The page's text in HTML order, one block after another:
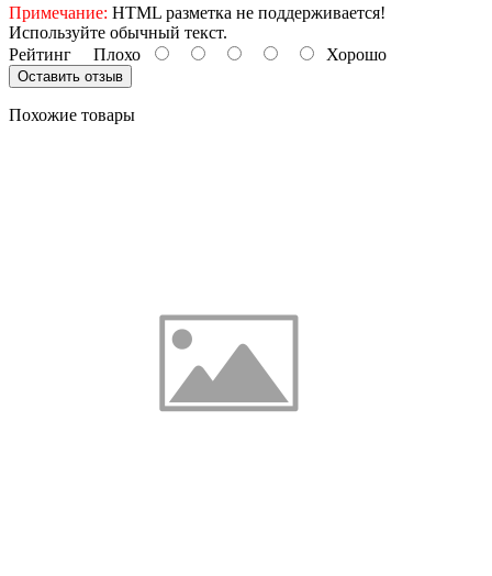
Примечание: HTML разметка не поддерживается!
Используйте обычный текст.
Рейтинг Плохо Хорошо
Оставить отзыв
Похожие товары